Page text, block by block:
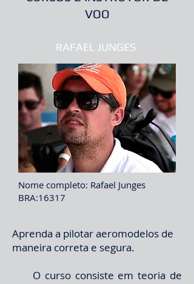
VOO
RAFAEL JUNGES
Nome completo: Rafael Junges
BRA:16317
Aprenda a pilotar aeromodelos de
maneira correta e segura.
O curso consiste em teoria de